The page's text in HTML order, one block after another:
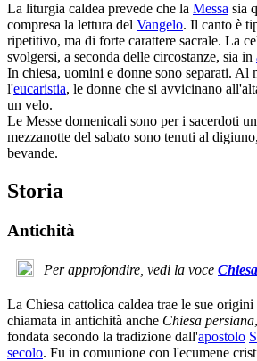
La liturgia caldea prevede che la Messa sia
compresa la lettura del Vangelo. Il canto è
ripetitivo, ma di forte carattere sacrale. La
svolgersi, a seconda delle circostanze, sia in
In chiesa, uomini e donne sono separati. Al
l'eucaristia, le donne che si avvicinano
un velo.
Le Messe domenicali sono per i sacerdoti
mezzanotte del sabato sono tenuti al
bevande.
Storia
Antichità
Per approfondire, vedi la voce
La Chiesa cattolica caldea trae le sue
chiamata in antichità anche Chiesa persiana
fondata secondo la tradizione dall'apostolo
secolo. Fu in comunione con l'ecumene